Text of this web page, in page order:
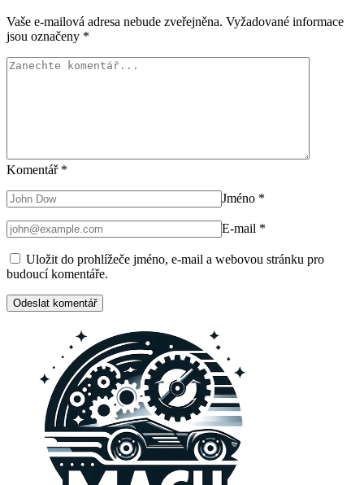
Vaše e-mailová adresa nebude zveřejněna. Vyžadované informace
jsou označeny *
Komentář *
Jméno *
E-mail *
Uložit do prohlížeče jméno, e-mail a webovou stránku pro
budoucí komentáře.